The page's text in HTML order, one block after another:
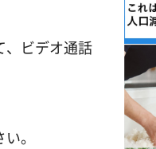
、ビデオ通話
。